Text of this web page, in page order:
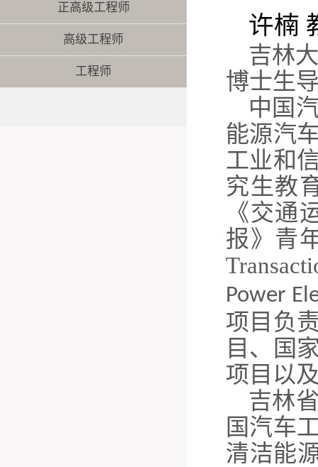
正高级工程师
高级工程师
工程师
许楠
吉林
博士生
中国
能源汽
工业和
究生教
《交通
报》青
Power
项目负
目、国
项目以
吉林
国汽车
清洁能